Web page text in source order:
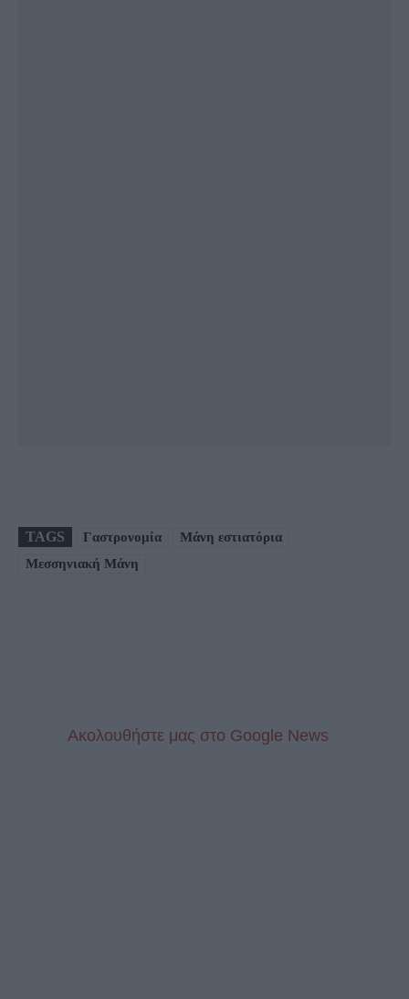
TAGS Γαστρονομία
Μάνη εστιατόρια
Μεσσηνιακή Μάνη
Aκολουθήστε μας στo Google News